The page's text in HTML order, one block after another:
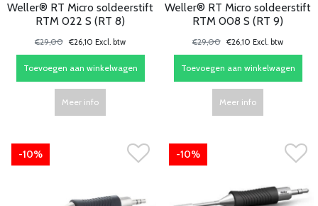
Weller® RT Micro soldeerstift
RTM 022 S (RT 8)
€29,00 €26,10 Excl. btw
Toevoegen aan winkelwagen
Meer info
Weller® RT Micro soldeerstift
RTM 008 S (RT 9)
€29,00 €26,10 Excl. btw
Toevoegen aan winkelwagen
Meer info
-10% -10%